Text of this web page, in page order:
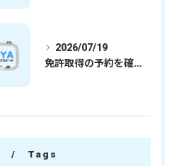
2026/07/19
免許取得の予約を確実に取るための最新ガイドと一発試験合格の実践法
Tags